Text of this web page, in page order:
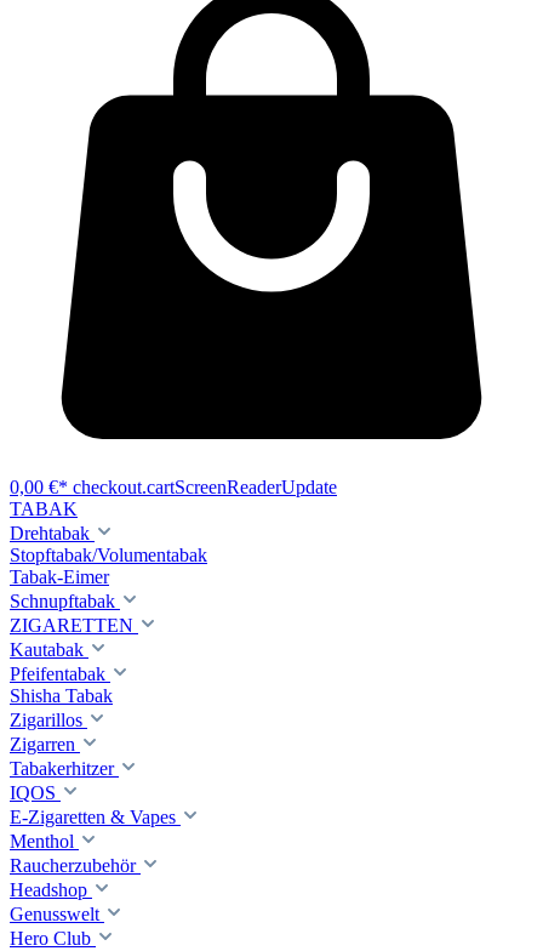
0,00 €* checkout.cartScreenReaderUpdate
TABAK
Drehtabak
Stopftabak/Volumentabak
Tabak-Eimer
Schnupftabak
ZIGARETTEN
Kautabak
Pfeifentabak
Shisha Tabak
Zigarillos
Zigarren
Tabakerhitzer
IQOS
E-Zigaretten & Vapes
Menthol
Raucherzubehör
Headshop
Genusswelt
Hero Club